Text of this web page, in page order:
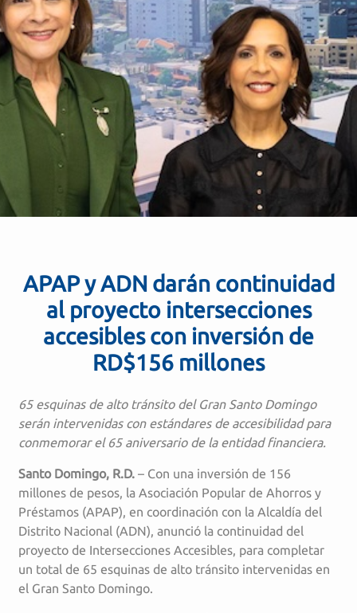
APAP y ADN darán continuidad
al proyecto intersecciones
accesibles con inversión de
RD$156 millones
65 esquinas de alto tránsito del Gran Santo Domingo
serán intervenidas con estándares de accesibilidadpara
conmemorar el 65 aniversario de la entidad financiera.
Santo Domingo, R.D. – Con una inversión de 156
millones de pesos, la Asociación Popular de Ahorros y
Préstamos (APAP), en coordinación con la Alcaldía del
Distrito Nacional (ADN), anunció la continuidad del
proyecto de Intersecciones Accesibles, para completar
un total de 65 esquinas de alto tránsito intervenidas en
el Gran Santo Domingo.